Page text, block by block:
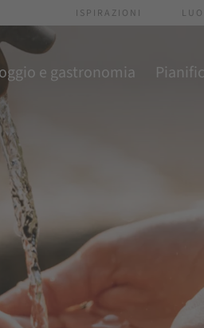
ISPIRAZIONI
e gastronomia